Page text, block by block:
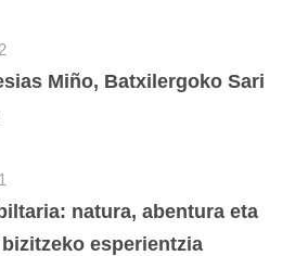
Miño, Batxilergoko Sari
natura, abentura eta
esperientzia